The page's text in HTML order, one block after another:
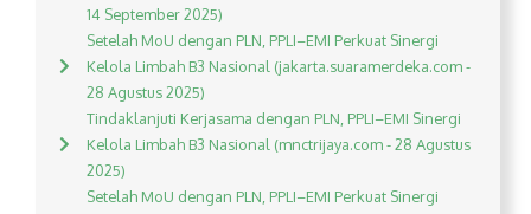
14 September 2025)
Setelah MoU dengan PLN, PPLI–EMI Perkuat Sinergi
Kelola Limbah B3 Nasional (jakarta.suaramerdeka.com -
28 Agustus 2025)
Tindaklanjuti Kerjasama dengan PLN, PPLI–EMI Sinergi
Kelola Limbah B3 Nasional (mnctrijaya.com - 28 Agustus
2025)
Setelah MoU dengan PLN, PPLI–EMI Perkuat Sinergi